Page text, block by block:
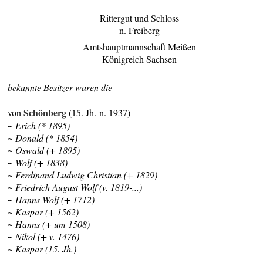
Rittergut und Schloss
n. Freiberg
Amtshauptmannschaft Meißen
Königreich Sachsen
bekannte Besitzer waren die
vonSchönberg(15. Jh.-n. 1937)
~ Erich (* 1895)
~ Donald (* 1854)
~ Oswald (+ 1895)
~ Wolf (+ 1838)
~ Ferdinand Ludwig Christian (+ 1829)
~ Friedrich August Wolf (v. 1819-...)
~ Hanns Wolf (+ 1712)
~ Kaspar (+ 1562)
~ Hanns (+ um 1508)
~ Nikol (+ v. 1476)
~ Kaspar (15. Jh.)